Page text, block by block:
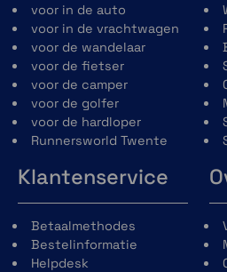
24/7 gezondheid- en
Ga er vol
hartslag, geavanceerde
Ox en meer.
voor in de auto
voor in de vrachtwagen
voor de wandelaar
voor de fietser
voor de camper
voor de golfer
voor de hardloper
Runnersworld Twente
Klantenservice
Betaalmethodes
Bestelinformatie
Helpdesk